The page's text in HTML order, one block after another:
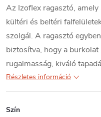
Az Izoflex ragasztó,
kültéri és beltéri
szolgál. A ragasztó
biztosítva, hogy a
rugalmasság, kiváló
Részletes információ
Szín